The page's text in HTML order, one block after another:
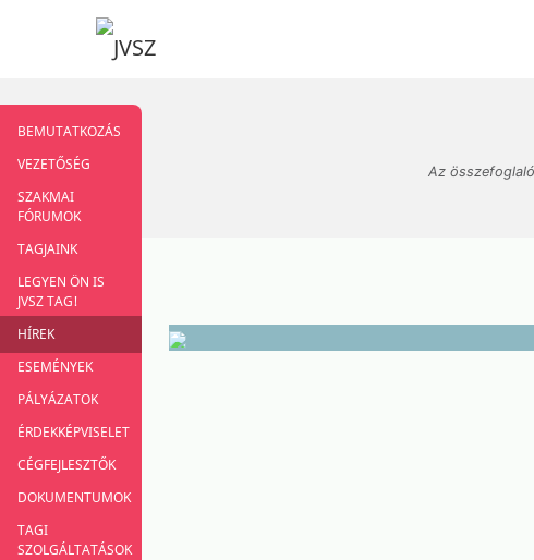
Az
BEMUTATKOZÁS
VEZETŐSÉG
SZAKMAI
FÓRUMOK
TAGJAINK
LEGYEN ÖN IS
JVSZ TAG!
HÍREK
ESEMÉNYEK
PÁLYÁZATOK
ÉRDEKKÉPVISELET
CÉGFEJLESZTŐK
DOKUMENTUMOK
TAGI
SZOLGÁLTATÁSOK